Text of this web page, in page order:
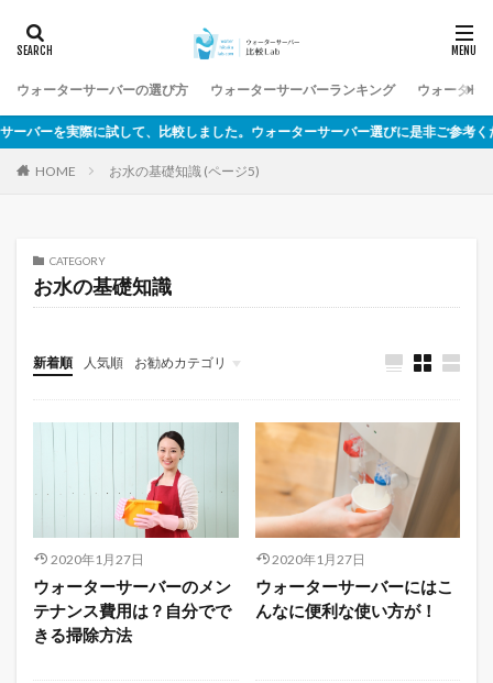
ウォーターサーバーの選び方 ウォーターサーバーランキング ウォーター
ーを実際に試して、比較しました。ウォーターサーバー選びに是非ご参考くださ
HOME お水の基礎知識 (ページ5)
CATEGORY
お水の基礎知識
新着順 人気順 お勧めカテゴリ
未分類
2020年1月27日
ウォーターサーバーのメン
テナンス費用は？自分でで
きる掃除方法
2020年1月27日
ウォーターサーバーにはこ
んなに便利な使い方が！